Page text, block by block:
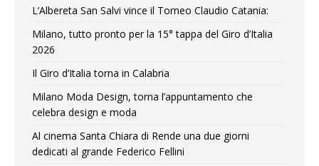
L’Albereta San Salvi vince il Torneo Claudio Catania:
Milano, tutto pronto per la 15° tappa del Giro d’Italia
2026
Il Giro d’Italia torna in Calabria
Milano Moda Design, torna l’appuntamento che
celebra design e moda
Al cinema Santa Chiara di Rende una due giorni
dedicati al grande Federico Fellini